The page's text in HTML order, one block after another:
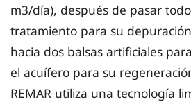
m3/día), después de pasar
tratamiento para su
hacia dos balsas artificiales
el acuífero para su
REMAR utiliza una tecnología